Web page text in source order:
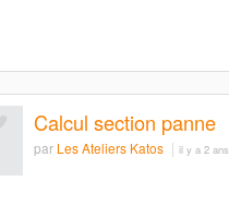
Calcul section panne
par Les Ateliers Katos il y a 2 ans